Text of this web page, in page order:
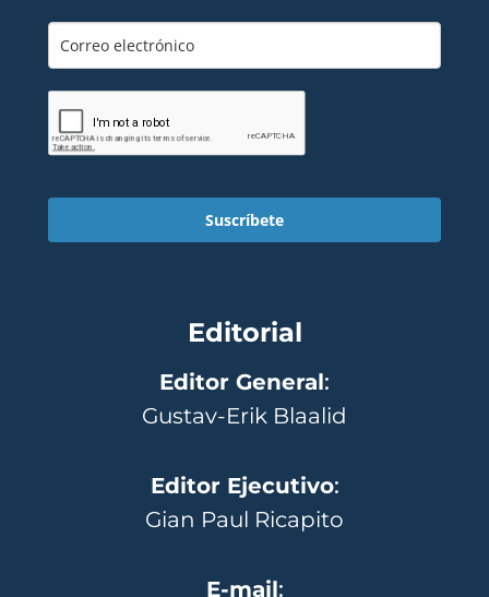
Suscríbete
Editorial
Editor General:
Gustav-Erik Blaalid
Editor Ejecutivo:
Gian Paul Ricapito
E-mail: